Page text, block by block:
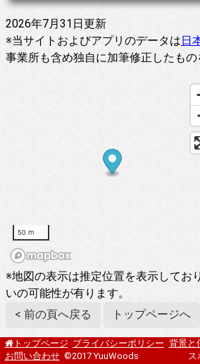
2026年7月31日更新
※当サイトおよびアプリのデータは日
事業所も含め独自に加筆修正したもの
50 m
※地図の表示は推定位置を表示してお
いの可能性が有ります。
< 前の頁へ戻る
トップページへ
トップページ プライバシーポリシー 背景と
お問い合わせ ©2017 YuuWoods ス